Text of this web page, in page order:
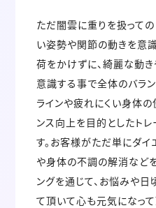
ただ闇雲に重りを扱っての
い姿勢や関節の動きを意
荷をかけずに、綺麗な動
意識する事で全体のバラ
ラインや疲れにくい身体
ンス向上を目的としたト
す。お客様がただ単にダ
や身体の不調の解消など
ングを通じて、お悩みや
て頂いて心も元気になって